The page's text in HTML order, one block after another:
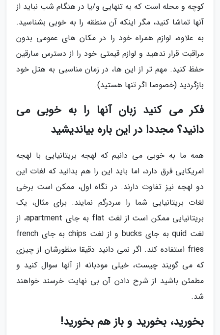
کوچه و محله است که به تنهایی و/یا در هنگام شب نباید از
آنها تماشا کنید، مگر اینکه آن منطقه را به خوبی بشناسید.
به علاوه، لوازم همراه خود را در مکان های عمومی بدون
مراقبت قرار ندهید و لوازم قیمتی خود را از دسترس سارقین
حفظ کنید. مهم تر از این ها، در زمان مناسبی به هتل خود
بازگردید (خصوصا اگر تنها هستید).
فکر می کنید زبان آنها را به خوبی می
دانید؟ مجددا در این باره بیاندیشید
همه ما به خوبی می دانیم که لهجه بریتانیایی با لهجه
امریکایی فرق دارد، اما باید این را هم بدانید که لغات این
دو لهجه نیز تفاوت دارند. در نگاه اول، ممکن است برخی
لغات بریتانیایی شما را سردرگم نمایند. برای مثال، یک
بریتانیایی ممکن است از لغت flat به جای apartment، از
لغت quid به جای bucks و از لغت chips به جای french
fries استفاده کند. اگر نمی دانید دقیقا منظورشان از چیزی
که می گویند چیست، خیلی مودبانه از آنها سوال کنید و
مطمئن باشید از شرح دادن آن بی نهایت خرسند خواهند
شد.
بخورید، بخورید و باز هم بخورید!